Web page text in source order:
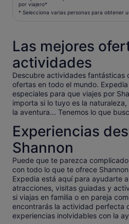
es
de
viajero*
* Selecciona
varias
personas
para
obtener
un
precio
inferior
por viajero*
* Selecciona varias personas para obtener
Las mejores
actividades
Descubre actividades fantásticas
ofertas en todo el mundo.
especiales para que viajes por
importa si lo tuyo es la
la aventura... Tenemos lo que
Experiencias
Shannon
Puede que te parezca
con todo lo que te ofrece
Expedia está aquí para ayudarte
atracciones, visitas guiadas y
si viajas en familia o en pareja
encontrarás la actividad perfecta
experiencias inolvidables con la